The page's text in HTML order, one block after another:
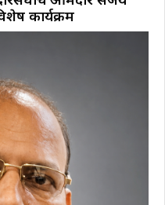
कार्यक्रम